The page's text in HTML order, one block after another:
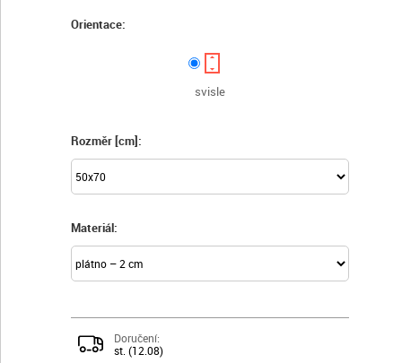
Orientace:
svisle
Rozměr [cm]:
Materiál:
Doručení:
st. (12.08)